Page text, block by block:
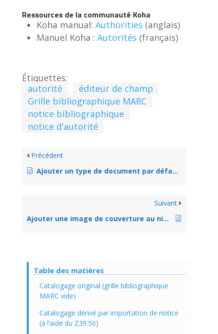
Ressources de la communauté Koha
Koha manual: Authorities (anglais)
Manuel Koha : Autorités (français)
Étiquettes:
autorité
éditeur de champ
Grille bibliographique MARC
notice bibliographique
notice d'autorité
Précédent
Ajouter un type de document par défaut dans une grille de catalogage
Suivant
Ajouter une image de couverture au niveau de l’exemplaire
Table des matières
Catalogage original (grille bibliographique
MARC vide)
Catalogage dérivé par importation de notice
(à l’aide du Z39.50)